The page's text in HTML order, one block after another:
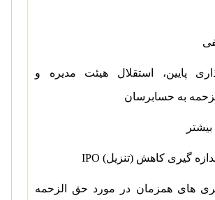
پایین، استقلال هیئت مدیره و
به حسابرسان
IPO
گیری های همزمان در مورد حق الزحمه